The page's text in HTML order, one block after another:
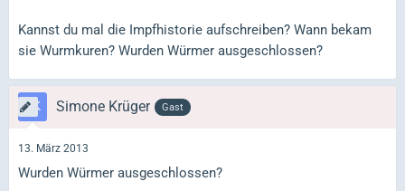
Kannst du mal die Impfhistorie aufschreiben? Wann bekam
sie Wurmkuren? Wurden Würmer ausgeschlossen?
Simone Krüger Gast
13. März 2013
Wurden Würmer ausgeschlossen?